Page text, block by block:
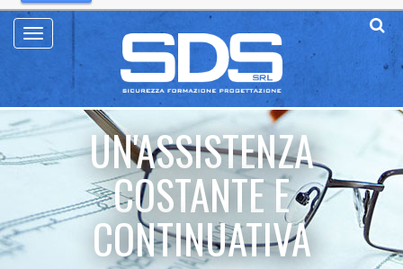
Mostra
Menu
UN'ASSISTENZA
COSTANTE E
CONTINUATIVA